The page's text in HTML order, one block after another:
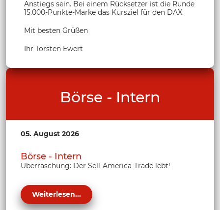
Anstiegs sein. Bei einem Rücksetzer ist die Runde
15.000-Punkte-Marke das Kursziel für den DAX.
Mit besten Grüßen
Ihr Torsten Ewert
Börse - Intern
05. August 2026
Börse - Intern
Überraschung: Der Sell-America-Trade lebt!
Weiterlesen...